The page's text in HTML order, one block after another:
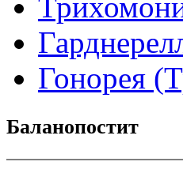
Гонорея
Баланопостит